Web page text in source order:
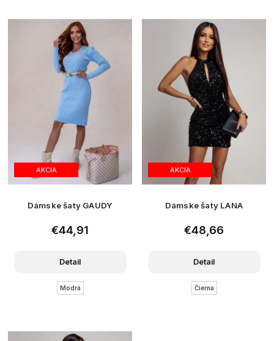
AKCIA
Dámske šaty GAUDY
€44,91
Detail
Modrá
AKCIA
Dámske šaty LANA
€48,66
Detail
Čierna